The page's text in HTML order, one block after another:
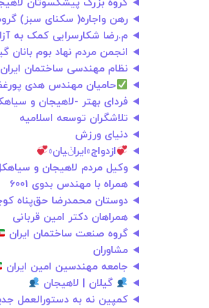
گروه بزرگ پیشکسوتان
رهن واجاره( سکنای سبز)
م.رضا شکارسرایی کمک به
انجمن مردم نهاد بوم بانان
نظام‌ مهندسی ‌ساختمان ‌ایران
حامیان مهندس هدی
فردای بهتر -لاهیجان و
تلاشگران توسعه اسلامیه
دنیای ورزش
ازدواج»ایراݩیان«
وکیل مردم لاهیجان و
همراه با مهندس بدوی 6001
دوستان محمدرضا حق‌پناه
همراهان دکتر امین قربانی
گروه صنعت ساختمان ایران
مشاوران
جامعه مهندسین امین ایران
گیلان | لاهیجان
کمپین نه به دستورالعمل